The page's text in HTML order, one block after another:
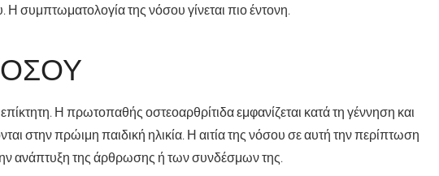
Η συμπτωματολογία της νόσου γίνεται πιο έντονη.
Η πρωτοπαθής οστεοαρθρίτιδα εμφανίζεται κατά τη γέννηση και
στην πρώιμη παιδική ηλικία. Η αιτία της νόσου σε αυτή την περίπτωση
ανάπτυξη της άρθρωσης ή των συνδέσμων της.